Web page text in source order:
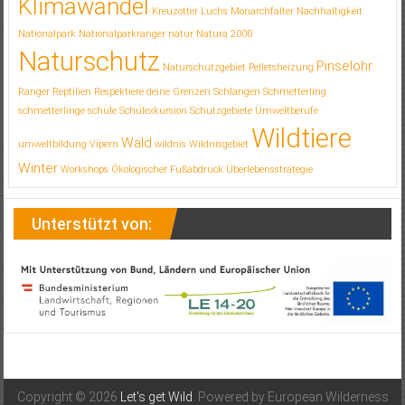
Klimawandel Kreuzotter Luchs Monarchfalter Nachhaltigkeit
Nationalpark Nationalparkranger natur Natura 2000
Naturschutz Naturschutzgebiet Pelletsheizung Pinselohr
Ranger Reptilien Respektiere deine Grenzen Schlangen Schmetterling
schmetterlinge schule Schulexkursion Schutzgebiete Umweltberufe
umweltbildung Vipern Wald wildnis Wildnisgebiet Wildtiere
Winter Workshops Ökologischer Fußabdruck Überlebensstrategie
Unterstützt von:
Copyright © 2026 Let's get Wild. Powered by European Wilderness